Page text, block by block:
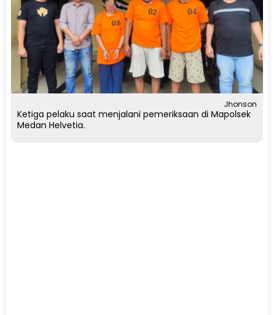
Jhonson
Ketiga pelaku saat menjalani pemeriksaan di Mapolsek
Medan Helvetia.